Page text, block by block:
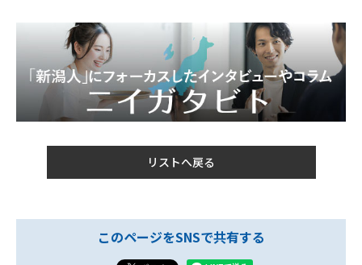
リストへ戻る
このページをSNSで共有する